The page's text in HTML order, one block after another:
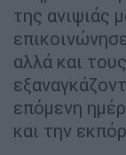
της
αλλά και
επόμενη
και την